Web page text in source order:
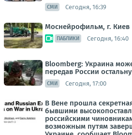
СМИ Сегодня, 16:39
Моснейрофильм, г. Киев
ПАБЛИКИ Сегодня, 16:40
Bloomberg: Украина
передав России
СМИ Сегодня, 17:00
В Вене прошла
бывшими
российскими
возможным путям